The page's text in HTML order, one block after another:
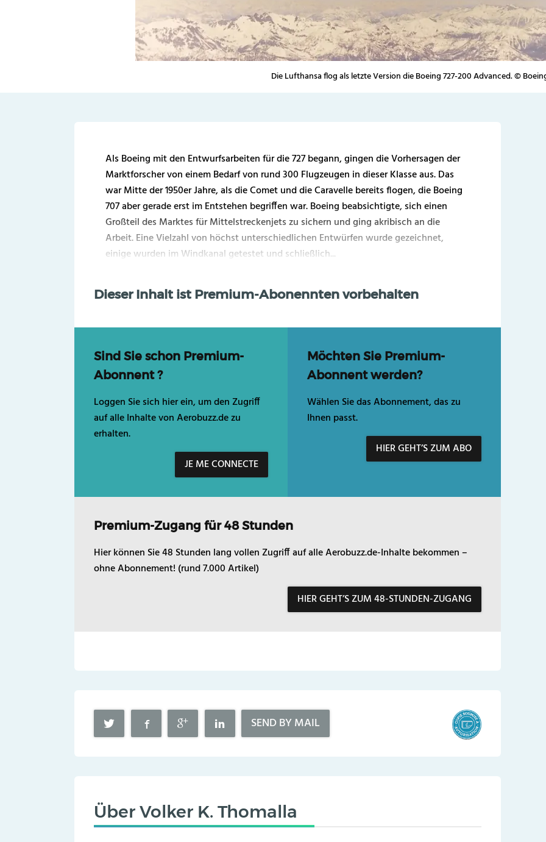
Die Lufthansa flog als letzte Version die Boeing 727-200 Advanced. ©
Als Boeing mit den Entwurfsarbeiten für die 727 begann, gingen die Vorhersagen der
Marktforscher von einem Bedarf von rund 300 Flugzeugen in dieser Klasse aus. Das
war Mitte der 1950er Jahre, als die Comet und die Caravelle bereits flogen, die Boeing
707 aber gerade erst im Entstehen begriffen war. Boeing beabsichtigte, sich einen
Großteil des Marktes für Mittelstreckenjets zu sichern und ging akribisch an die
Arbeit. Eine Vielzahl von höchst unterschiedlichen Entwürfen wurde gezeichnet,
einige wurden im Windkanal getestet und schließlich...
Dieser Inhalt ist Premium-Abonennten vorbehalten
Sind Sie schon Premium-
Abonnent ?
Loggen Sie sich hier ein, um den Zugriff
auf alle Inhalte von Aerobuzz.de zu
erhalten.
JE ME CONNECTE
Möchten Sie Premium-
Abonnent werden?
Wählen Sie das Abonnement, das zu
Ihnen passt.
HIER GEHT’S ZUM ABO
Premium-Zugang für 48 Stunden
Hier können Sie 48 Stunden lang vollen Zugriff auf alle Aerobuzz.de-Inhalte bekommen –
ohne Abonnement! (rund 7.000 Artikel)
HIER GEHT’S ZUM 48-STUNDEN-ZUGANG
SEND BY MAIL
Über Volker K. Thomalla